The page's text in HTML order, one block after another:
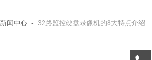
新闻中心 - 32路监控硬盘录像机的8大特点介绍